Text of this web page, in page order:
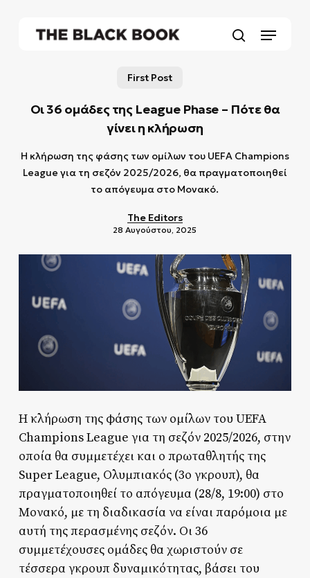
Menu
First Post
Oι 36 ομάδες της League Phase – Πότε θα
γίνει η κλήρωση
Η κλήρωση της φάσης των ομίλων του UEFA Champions
League για τη σεζόν 2025/2026, θα πραγματοποιηθεί
το απόγευμα στο Μονακό.
The Editors
28 Αυγούστου, 2025
Η κλήρωση της φάσης των ομίλων του UEFA
Champions League για τη σεζόν 2025/2026, στην
οποία θα συμμετέχει και ο πρωταθλητής της
Super League, Ολυμπιακός (3ο γκρουπ), θα
πραγματοποιηθεί το απόγευμα (28/8, 19:00) στο
Μονακό, με τη διαδικασία να είναι παρόμοια με
αυτή της περασμένης σεζόν. Οι 36
συμμετέχουσες ομάδες θα χωριστούν σε
τέσσερα γκρουπ δυναμικότητας, βάσει του